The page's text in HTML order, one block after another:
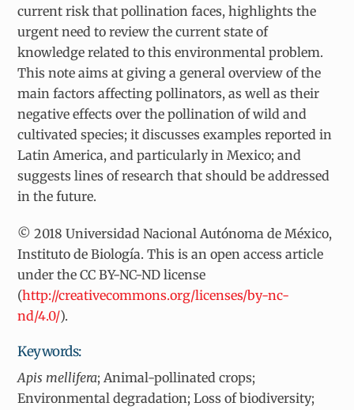
current risk that pollination faces, highlights the
urgent need to review the current state of
knowledge related to this environmental problem.
This note aims at giving a general overview of the
main factors affecting pollinators, as well as their
negative effects over the pollination of wild and
cultivated species; it discusses examples reported in
Latin America, and particularly in Mexico; and
suggests lines of research that should be addressed
in the future.
© 2018 Universidad Nacional Autónoma de México,
Instituto de Biología. This is an open access article
under the CC BY-NC-ND license
(http://creativecommons.org/licenses/by-nc-
nd/4.0/).
Keywords:
Apis mellifera; Animal-pollinated crops;
Environmental degradation; Loss of biodiversity;